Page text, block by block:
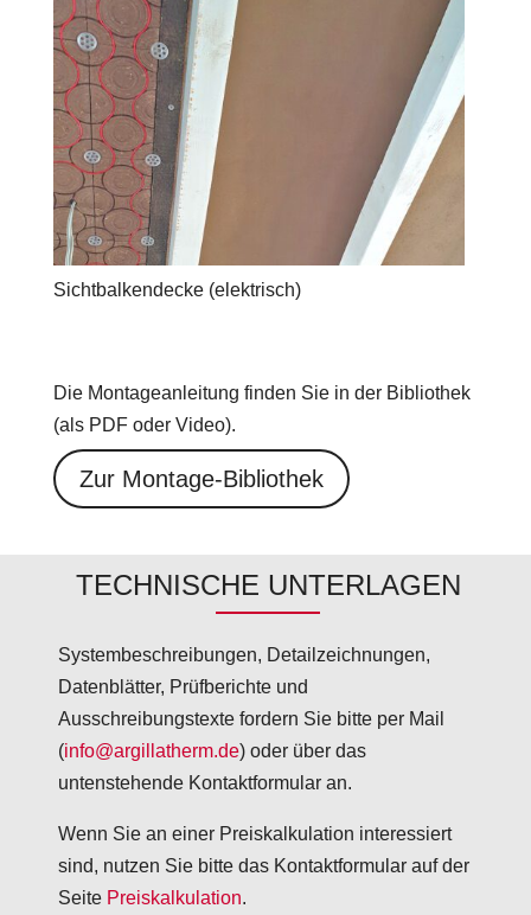
Sichtbalkendecke (elektrisch)
Die Montageanleitung finden Sie in der Bibliothek
(als PDF oder Video).
Zur Montage-Bibliothek
TECHNISCHE UNTERLAGEN
Systembeschreibungen, Detailzeichnungen,
Datenblätter, Prüfberichte und
Ausschreibungstexte fordern Sie bitte per Mail
(info@argillatherm.de) oder über das
untenstehende Kontaktformular an.
Wenn Sie an einer Preiskalkulation interessiert
sind, nutzen Sie bitte das Kontaktformular auf der
Seite Preiskalkulation.